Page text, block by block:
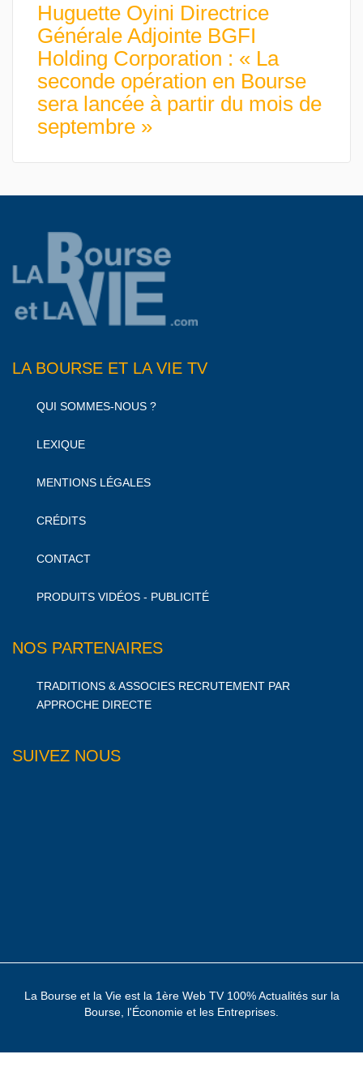
Huguette Oyini Directrice
Générale Adjointe BGFI
Holding Corporation : « La
seconde opération en Bourse
sera lancée à partir du mois de
septembre »
LA BOURSE ET LA VIE TV
QUI SOMMES-NOUS ?
LEXIQUE
MENTIONS LÉGALES
CRÉDITS
CONTACT
PRODUITS VIDÉOS - PUBLICITÉ
NOS PARTENAIRES
TRADITIONS & ASSOCIES RECRUTEMENT PAR
APPROCHE DIRECTE
SUIVEZ NOUS
La Bourse et la Vie est la 1ère Web TV 100% Actualités sur la
Bourse, l'Économie et les Entreprises.